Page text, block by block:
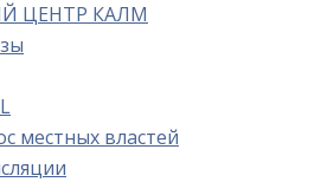
ЦЕНТР КАЛМ
местных властей